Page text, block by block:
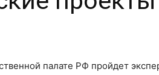
палате РФ пройдет